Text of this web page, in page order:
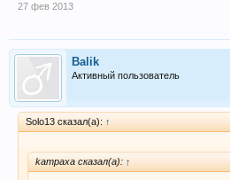
27 фев 2013
Balik
Активный пользователь
Solo13 сказал(а): ↑
kampaxa сказал(а): ↑